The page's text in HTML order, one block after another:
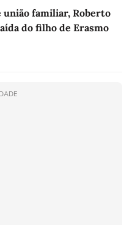
união familiar, Roberto
do filho de Erasmo